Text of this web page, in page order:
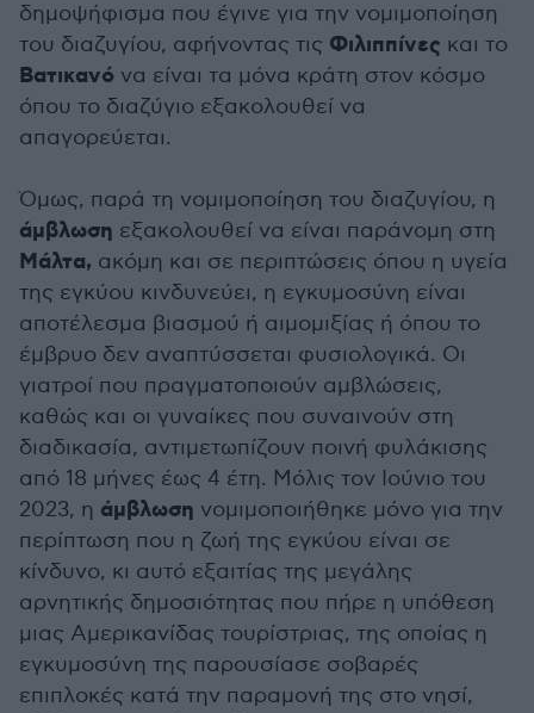
δημοψήφισμα που έγινε για την νομιμοποίηση
του διαζυγίου, αφήνοντας τις Φιλιππίνες και το
Βατικανό να είναι τα μόνα κράτη στον κόσμο
όπου το διαζύγιο εξακολουθεί να
απαγορεύεται.
Όμως, παρά τη νομιμοποίηση του διαζυγίου, η
άμβλωση εξακολουθεί να είναι παράνομη στη
Μάλτα, ακόμη και σε περιπτώσεις όπου η υγεία
της εγκύου κινδυνεύει, η εγκυμοσύνη είναι
αποτέλεσμα βιασμού ή αιμομιξίας ή όπου το
έμβρυο δεν αναπτύσσεται φυσιολογικά. Οι
γιατροί που πραγματοποιούν αμβλώσεις,
καθώς και οι γυναίκες που συναινούν στη
διαδικασία, αντιμετωπίζουν ποινή φυλάκισης
από 18 μήνες έως 4 έτη. Μόλις τον Ιούνιο του
2023, η άμβλωση νομιμοποιήθηκε μόνο για την
περίπτωση που η ζωή της εγκύου είναι σε
κίνδυνο, κι αυτό εξαιτίας της μεγάλης
αρνητικής δημοσιότητας που πήρε η υπόθεση
μιας Αμερικανίδας τουρίστριας, της οποίας η
εγκυμοσύνη της παρουσίασε σοβαρές
επιπλοκές κατά την παραμονή της στο νησί,